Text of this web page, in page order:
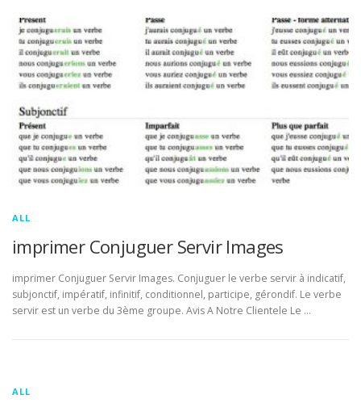
ALL
imprimer Conjuguer Servir Images
imprimer Conjuguer Servir Images. Conjuguer le verbe servir à indicatif,
subjonctif, impératif, infinitif, conditionnel, participe, gérondif. Le verbe
servir est un verbe du 3ème groupe. Avis A Notre Clientele Le …
ALL